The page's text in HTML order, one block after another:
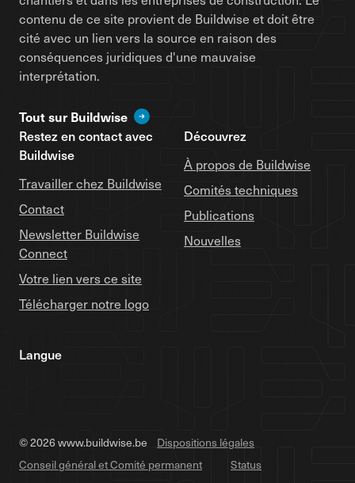
contenu de ce site provient de Buildwise et doit être
cité avec un lien vers la source en raison des
conséquences juridiques d'une mauvaise
interprétation.
Tout sur Buildwise
Restez en contact avec
Buildwise
Travailler chez Buildwise
Contact
Newsletter Buildwise
Connect
Votre lien vers ce site
Télécharger notre logo
Découvrez
À propos de Buildwise
Comités techniques
Publications
Nouvelles
Langue
© 2026 www.buildwise.be
Dispositions légales
Conseil général et Comité permanent
Status